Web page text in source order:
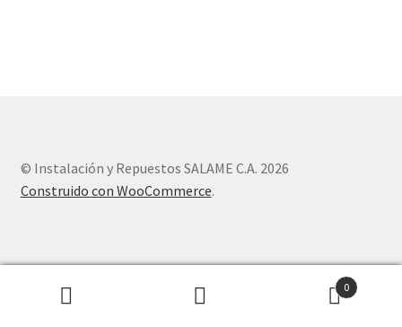
© Instalación y Repuestos SALAME C.A. 2026
Construido con WooCommerce.
0